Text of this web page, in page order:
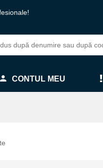
CONTUL MEU